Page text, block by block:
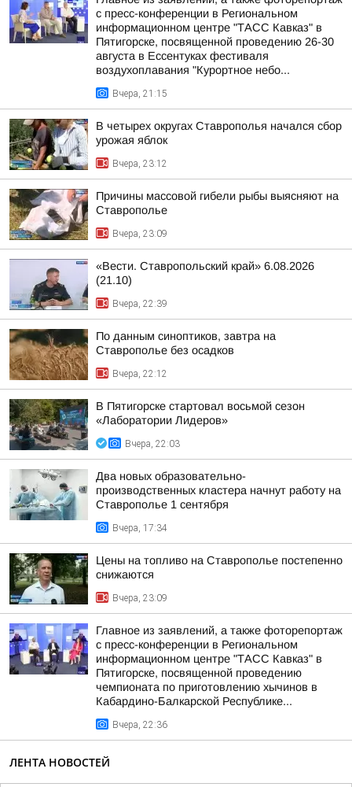
с пресс-конференции в Региональном
информационном центре "ТАСС Кавказ" в
Пятигорске, посвященной проведению 26-30
августа в Ессентуках фестиваля
воздухоплавания "Курортное небо...
Вчера, 21:15
В четырех округах Ставрополья начался сбор
урожая яблок
Вчера, 23:12
Причины массовой гибели рыбы выясняют на
Ставрополье
Вчера, 23:09
«Вести. Ставропольский край» 6.08.2026
(21.10)
Вчера, 22:39
По данным синоптиков, завтра на
Ставрополье без осадков
Вчера, 22:12
В Пятигорске стартовал восьмой сезон
«Лаборатории Лидеров»
Вчера, 22:03
Два новых образовательно-
производственных кластера начнут работу на
Ставрополье 1 сентября
Вчера, 17:34
Цены на топливо на Ставрополье постепенно
снижаются
Вчера, 23:09
Главное из заявлений, а также фоторепортаж
с пресс-конференции в Региональном
информационном центре "ТАСС Кавказ" в
Пятигорске, посвященной проведению
чемпионата по приготовлению хычинов в
Кабардино-Балкарской Республике...
Вчера, 22:36
ЛЕНТА НОВОСТЕЙ